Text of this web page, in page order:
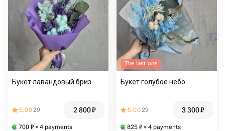
Букет лавандовый бриз
5.0029 2 800₽
700 ₽ × 4 payments
The last one
Букет голубое небо
5.0029 3 300₽
825 ₽ × 4 payments